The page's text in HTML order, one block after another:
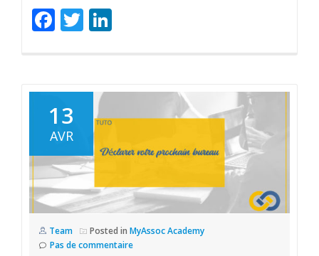
Facebook
Twitter
13
AVR
Team Posted in MyAssoc Academy
Pas de commentaire